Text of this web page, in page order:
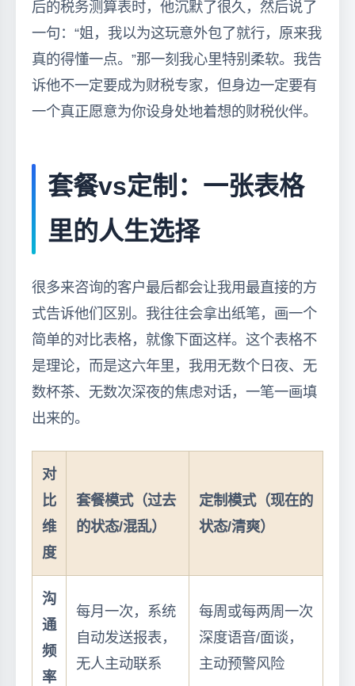
后的税务测算表时，他沉默了很久，然后说了
一句：“姐，我以为这玩意外包了就行，原来我
真的得懂一点。”那一刻我心里特别柔软。我告
诉他不一定要成为财税专家，但身边一定要有
一个真正愿意为你设身处地着想的财税伙伴。
套餐vs定制：一张表格
里的人生选择
很多来咨询的客户最后都会让我用最直接的方
式告诉他们区别。我往往会拿出纸笔，画一个
简单的对比表格，就像下面这样。这个表格不
是理论，而是这六年里，我用无数个日夜、无
数杯茶、无数次深夜的焦虑对话，一笔一画填
出来的。
对
比
维
度
套餐模式（过去
的状态/混乱）
定制模式（现在的
状态/清爽）
沟
通
频
率
每月一次，系统
自动发送报表，
无人主动联系
每周或每两周一次
深度语音/面谈，
主动预警风险